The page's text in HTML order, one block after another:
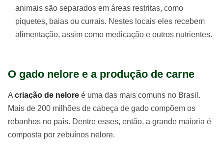
animais são separados em áreas restritas, como
piquetes, baias ou currais. Nestes locais eles recebem
alimentação, assim como medicação e outros nutrientes.
O gado nelore e a produção de carne
A criação de nelore é uma das mais comuns no Brasil.
Mais de 200 milhões de cabeça de gado compõem os
rebanhos no país. Dentre esses, então, a grande maioria é
composta por zebuínos nelore.